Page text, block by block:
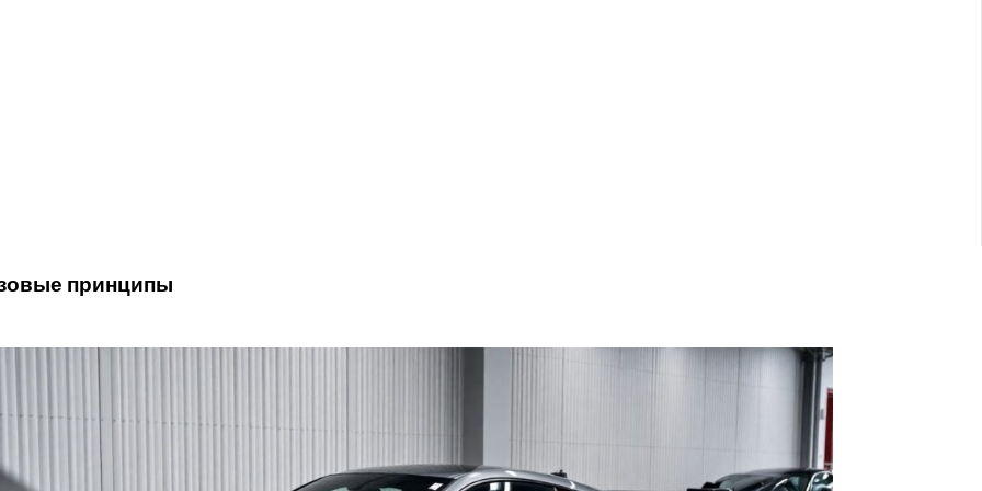
принципы